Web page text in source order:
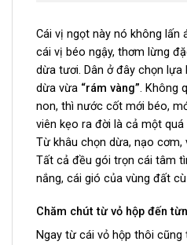
Cái vị ngọt này nó không lấn
cái vị béo ngậy, thơm lừng
dừa tươi. Dân ở đây chọn lựa
dừa vừa “rám vàng”. Không
non, thì nước cốt mới béo,
viên kẹo ra đời là cả một
Từ khâu chọn dừa, nạo
Tất cả đều gói trọn cái tâm
nắng, cái gió của vùng đất
Chăm chút từ vỏ hộp đến
Ngay từ cái vỏ hộp thôi